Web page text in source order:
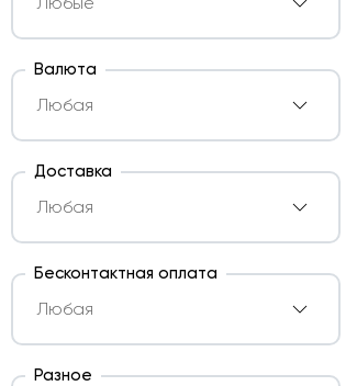
Валюта
Доставка
Бесконтактная оплата
Разное